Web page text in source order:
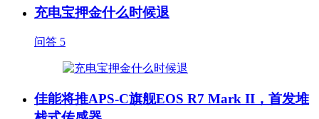
充电宝押金什么时候退
问答 5
佳能将推APS-C旗舰EOS R7 Mark II，首发堆